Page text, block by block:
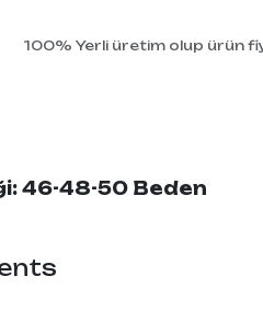
100% Yerli üretim olup ürün
46-48-50 Beden